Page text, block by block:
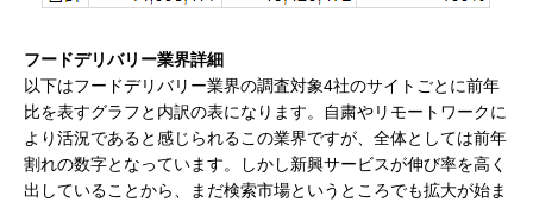
フードデリバリー業界詳細
以下はフードデリバリー業界の調査対象4社のサイトごとに前年
比を表すグラフと内訳の表になります。自粛やリモートワークに
より活況であると感じられるこの業界ですが、全体としては前年
割れの数字となっています。しかし新興サービスが伸び率を高く
出していることから、まだ検索市場というところでも拡大が始ま